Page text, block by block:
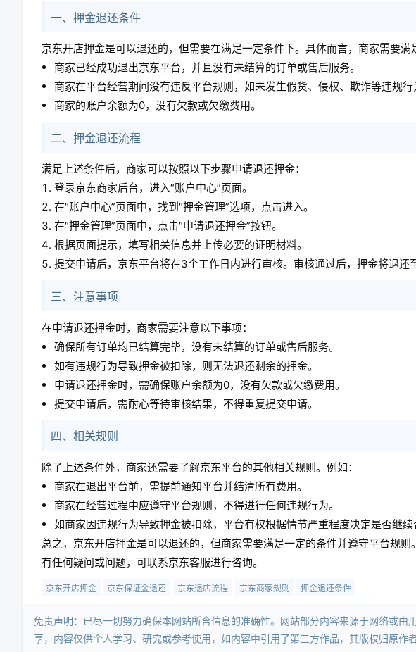
一、押金退还条件
京东开店押金是可以退还的，但需要在满足一定条件下。具体而言，商家需要满
商家已经成功退出京东平台，并且没有未结算的订单或售后服务。
商家在平台经营期间没有违反平台规则，如未发生假货、侵权、欺诈等违规行
商家的账户余额为0，没有欠款或欠缴费用。
二、押金退还流程
满足上述条件后，商家可以按照以下步骤申请退还押金：
登录京东商家后台，进入“账户中心”页面。
在“账户中心”页面中，找到“押金管理”选项，点击进入。
在“押金管理”页面中，点击“申请退还押金”按钮。
根据页面提示，填写相关信息并上传必要的证明材料。
提交申请后，京东平台将在3个工作日内进行审核。审核通过后，押金将退还
三、注意事项
在申请退还押金时，商家需要注意以下事项：
确保所有订单均已结算完毕，没有未结算的订单或售后服务。
如有违规行为导致押金被扣除，则无法退还剩余的押金。
申请退还押金时，需确保账户余额为0，没有欠款或欠缴费用。
提交申请后，需耐心等待审核结果，不得重复提交申请。
四、相关规则
除了上述条件外，商家还需要了解京东平台的其他相关规则。例如：
商家在退出平台前，需提前通知平台并结清所有费用。
商家在经营过程中应遵守平台规则，不得进行任何违规行为。
如商家因违规行为导致押金被扣除，平台有权根据情节严重程度决定是否继续
总之，京东开店押金是可以退还的，但商家需要满足一定的条件并遵守平台规
有任何疑问或问题，可联系京东客服进行咨询。
京东开店押金 京东保证金退还 京东退店流程 京东商家规则 押金退还条件
免责声明：已尽一切努力确保本网站所含信息的准确性。网站部分内容来源于网络或
享，内容仅供个人学习、研究或参考使用，如内容中引用了第三方作品，其版权归原作